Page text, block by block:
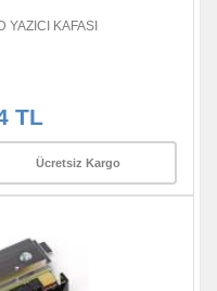
YAZICI KAFASI
TL
Ücretsiz Kargo